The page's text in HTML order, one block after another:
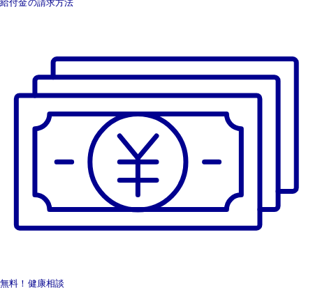
給付金の請求方法
無料！健康相談